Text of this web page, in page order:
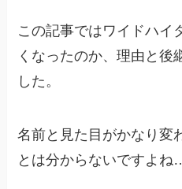
この記事ではワイドハイ
くなったのか、理由と後
した。
名前と見た目がかなり変
とは分からないですよね